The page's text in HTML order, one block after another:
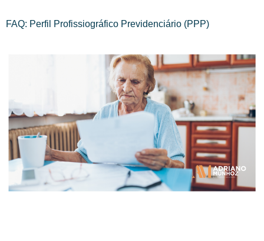
FAQ: Perfil Profissiográfico Previdenciário (PPP)